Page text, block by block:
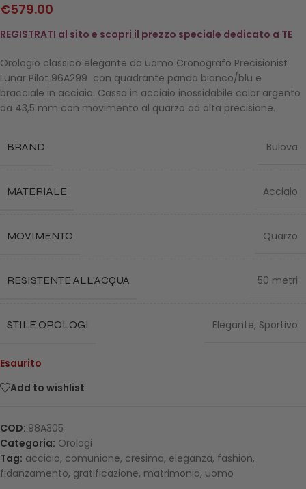
€579.00
REGISTRATI al sito e scopri il prezzo speciale dedicato a TE
Orologio classico elegante da uomo Cronografo Precisionist
Lunar Pilot 96A299 con quadrante panda bianco/blu e
bracciale in acciaio. Cassa in acciaio inossidabile color argento
da 43,5 mm con movimento al quarzo ad alta precisione.
BRAND Bulova
MATERIALE Acciaio
MOVIMENTO Quarzo
RESISTENTE ALL'ACQUA 50 metri
STILE OROLOGI Elegante, Sportivo
Esaurito
Add to wishlist
COD: 98A305
Categoria: Orologi
Tag: acciaio, comunione, cresima, eleganza, fashion,
fidanzamento, gratificazione, matrimonio, uomo